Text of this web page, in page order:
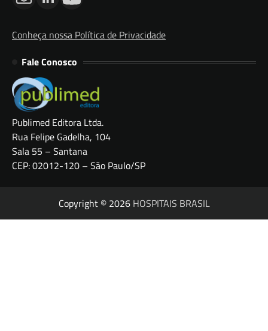
Conheça nossa Política de Privacidade
Fale Conosco
Publimed Editora Ltda.
Rua Felipe Gadelha, 104
Sala 55 – Santana
CEP: 02012-120 – São Paulo/SP
Copyright © 2026 HOSPITAIS BRASIL